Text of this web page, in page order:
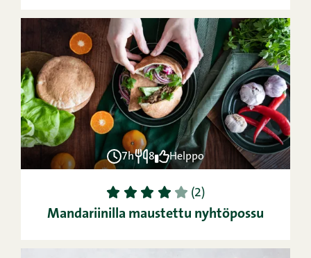
7h 8 Helppo
1 2 3 4 5 (2)
Mandariinilla maustettu nyhtöpossu